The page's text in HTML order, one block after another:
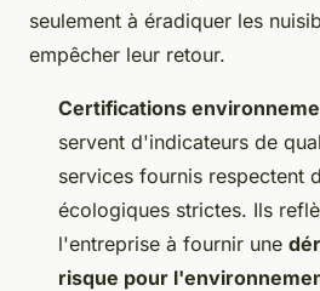
seulement à éradiquer les
empêcher leur retour.
Certifications
servent d'indicateurs de
services fournis respectent
écologiques strictes. Ils
l'entreprise à fournir une
risque pour